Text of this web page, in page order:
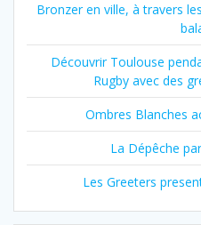
Bronzer en ville, à travers
Découvrir Toulouse
Rugby avec des
Ombres Blanches
La Dépêche
Les Greeters